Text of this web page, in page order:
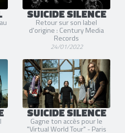
SUICIDE SILENCE
Retour sur son label
d'origine : Century Media
Records
24/01/2022
SUICIDE SILENCE
Gagne ton accès pour le
"Virtual World Tour" - Paris